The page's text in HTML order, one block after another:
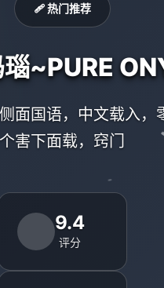
🩹 热门推荐
~PURE
面国语，中文载入，
个害下面载，窍门
9.4
评分